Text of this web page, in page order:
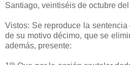
Santiago, veintiséis de octubre
Vistos: Se reproduce la
de su motivo décimo, que se
además, presente: